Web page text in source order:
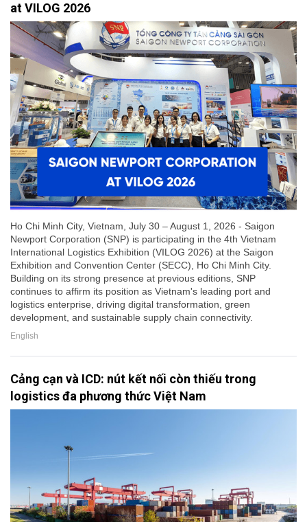
at VILOG 2026
Ho Chi Minh City, Vietnam, July 30 – August 1, 2026 - Saigon
Newport Corporation (SNP) is participating in the 4th Vietnam
International Logistics Exhibition (VILOG 2026) at the Saigon
Exhibition and Convention Center (SECC), Ho Chi Minh City.
Building on its strong presence at previous editions, SNP
continues to affirm its position as Vietnam's leading port and
logistics enterprise, driving digital transformation, green
development, and sustainable supply chain connectivity.
English
Cảng cạn và ICD: nút kết nối còn thiếu trong
logistics đa phương thức Việt Nam